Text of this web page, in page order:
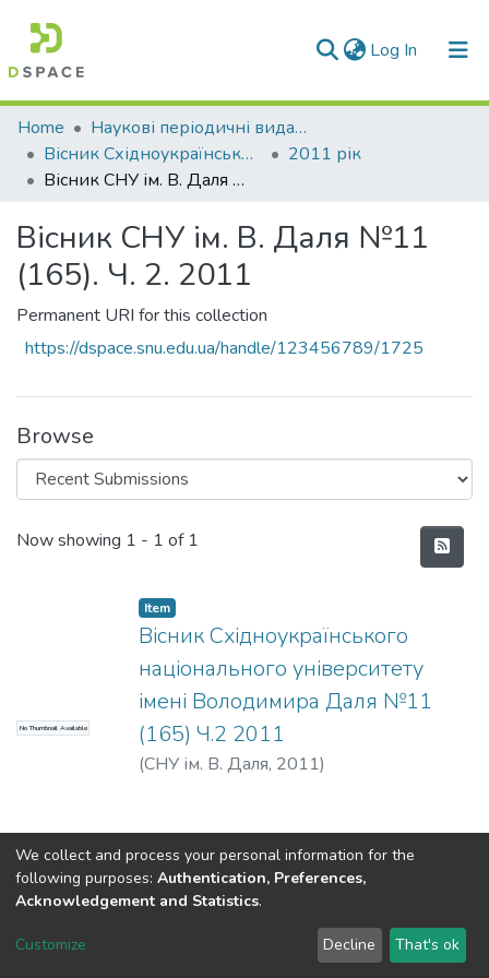
Log In (current)
Communities & Collections
All of DSpace
Home
Наукові періодичні видання СНУ ім. В. Даля
Вісник Східноукраїнського національного університету імені В. Даля
2011 рік
Вісник СНУ ім. В. Даля №11 (165). Ч. 2. 2011
Вісник СНУ ім. В. Даля №11
(165). Ч. 2. 2011
Permanent URI for this collection
https://dspace.snu.edu.ua/handle/123456789/1725
Browse
Recent Submissions
Now showing 1 - 1 of 1
No Thumbnail Available
Item
Вісник Східноукраїнського
національного університету
імені Володимира Даля №11
(165) Ч.2 2011
(СНУ ім. В. Даля, 2011)
Dspace & Volodymyr Dahl East Ukrainian National University
LYRASIS
Send Feedback
We collect and process your personal information for the
following purposes: Authentication, Preferences,
Acknowledgement and Statistics.
Customize Decline That's ok